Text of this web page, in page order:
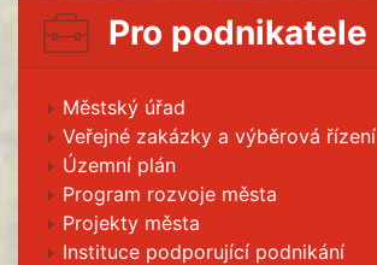
Pro podnikatele
Městský úřad
Veřejné zakázky a výběrová řízení
Územní plán
Program rozvoje města
Projekty města
Instituce podporující podnikání